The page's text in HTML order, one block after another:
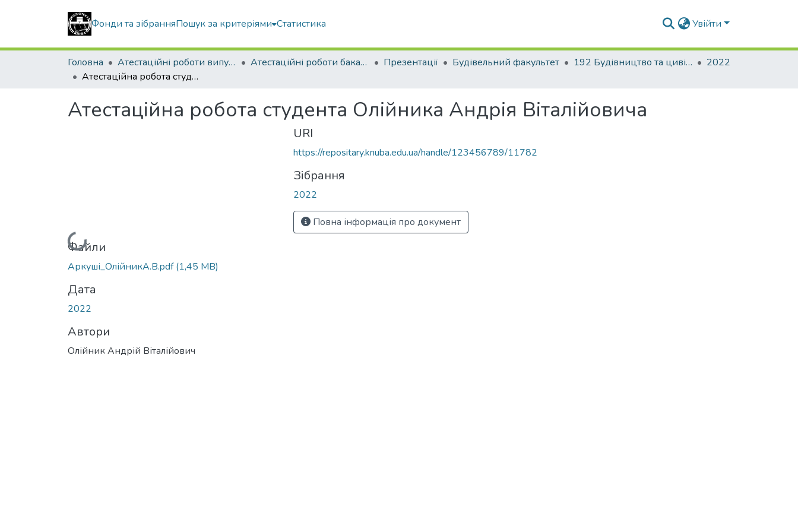
Фонди та зібранняПошук за критеріями Статистика Увійти
Головна Атестаційні роботи випускників Атестаційні роботи бакалаврів Презентації Будівельний факультет 192 Будівництво та цивільна інженерія. Промислове і цивільне будівництво
2022
Атестаційна робота студента Олійника Андрія Віталійовича
Атестаційна робота студента Олійника Андрія Віталійовича
Вантажиться...
Файли
Аркуші_ОлійникА.В.pdf(1,45 MB)
Дата
2022
Автори
Олійник Андрій Віталійович
URI
https://repositary.knuba.edu.ua/handle/123456789/11782
Зібрання
2022
Повна інформація про документ